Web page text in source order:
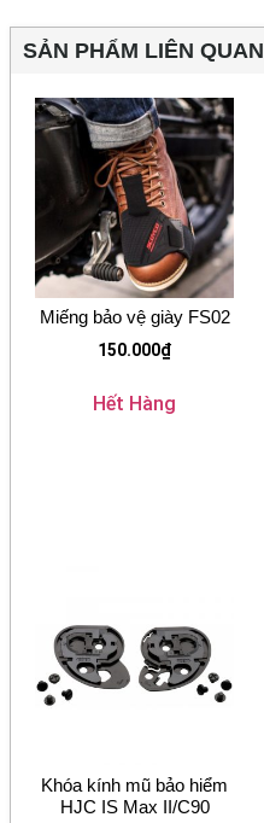
SẢN PHẨM LIÊN QUAN
Miếng bảo vệ giày FS02
150.000₫
Hết Hàng
Khóa kính mũ bảo hiểm
HJC IS Max II/C90